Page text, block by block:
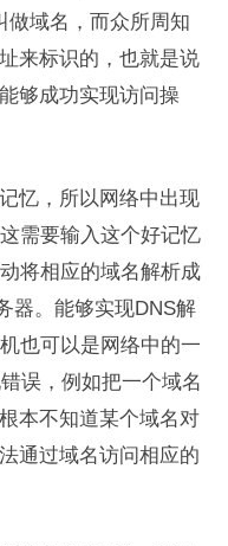
做域名，而众所周知
来标识的，也就是说
够成功实现访问操
，所以网络中出现
需要输入这个好记忆
将相应的域名解析成
器。能够实现DNS解
也可以是网络中的一
误，例如把一个域名
本不知道某个域名对
通过域名访问相应的